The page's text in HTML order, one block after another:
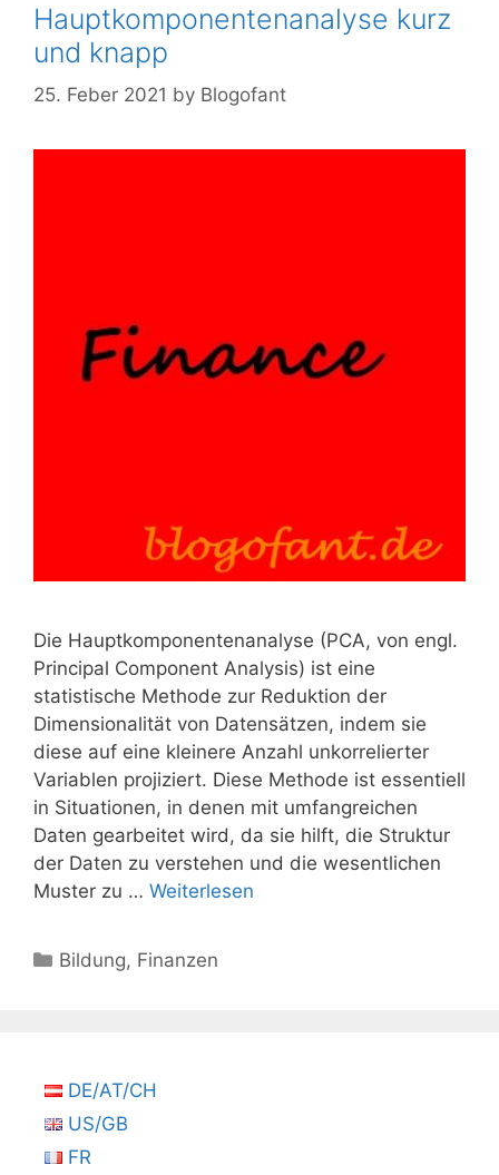
Hauptkomponentenanalyse kurz
und knapp
25. Feber 2021 by Blogofant
Die Hauptkomponentenanalyse (PCA, von engl.
Principal Component Analysis) ist eine
statistische Methode zur Reduktion der
Dimensionalität von Datensätzen, indem sie
diese auf eine kleinere Anzahl unkorrelierter
Variablen projiziert. Diese Methode ist essentiell
in Situationen, in denen mit umfangreichen
Daten gearbeitet wird, da sie hilft, die Struktur
der Daten zu verstehen und die wesentlichen
Muster zu … Weiterlesen
Kategorien
Bildung, Finanzen
DE/AT/CH
US/GB
FR